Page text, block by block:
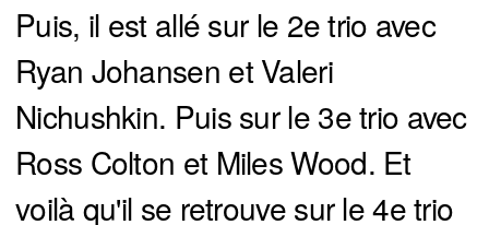
Puis, il est allé sur le 2e trio avec
Ryan Johansen et Valeri
Nichushkin. Puis sur le 3e trio avec
Ross Colton et Miles Wood. Et
voilà qu'il se retrouve sur le 4e trio